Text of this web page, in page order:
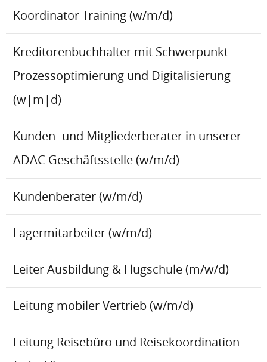
Koordinator Training (w/m/d)
Kreditorenbuchhalter mit Schwerpunkt
Prozessoptimierung und Digitalisierung
(w|m|d)
Kunden- und Mitgliederberater in unserer
ADAC Geschäftsstelle (w/m/d)
Kundenberater (w/m/d)
Lagermitarbeiter (w/m/d)
Leiter Ausbildung & Flugschule (m/w/d)
Leitung mobiler Vertrieb (w/m/d)
Leitung Reisebüro und Reisekoordination